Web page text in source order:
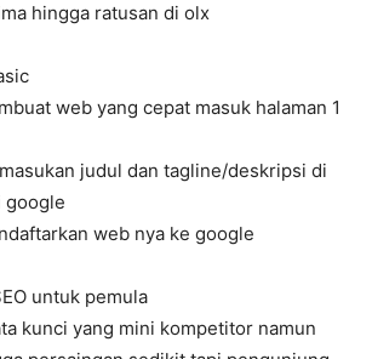
hingga ratusan di olx
web yang cepat masuk halaman 1
judul dan tagline/deskripsi di
google
web nya ke google
untuk pemula
kunci yang mini kompetitor namun